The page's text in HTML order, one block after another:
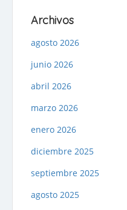
Archivos
agosto 2026
junio 2026
abril 2026
marzo 2026
enero 2026
diciembre 2025
septiembre 2025
agosto 2025